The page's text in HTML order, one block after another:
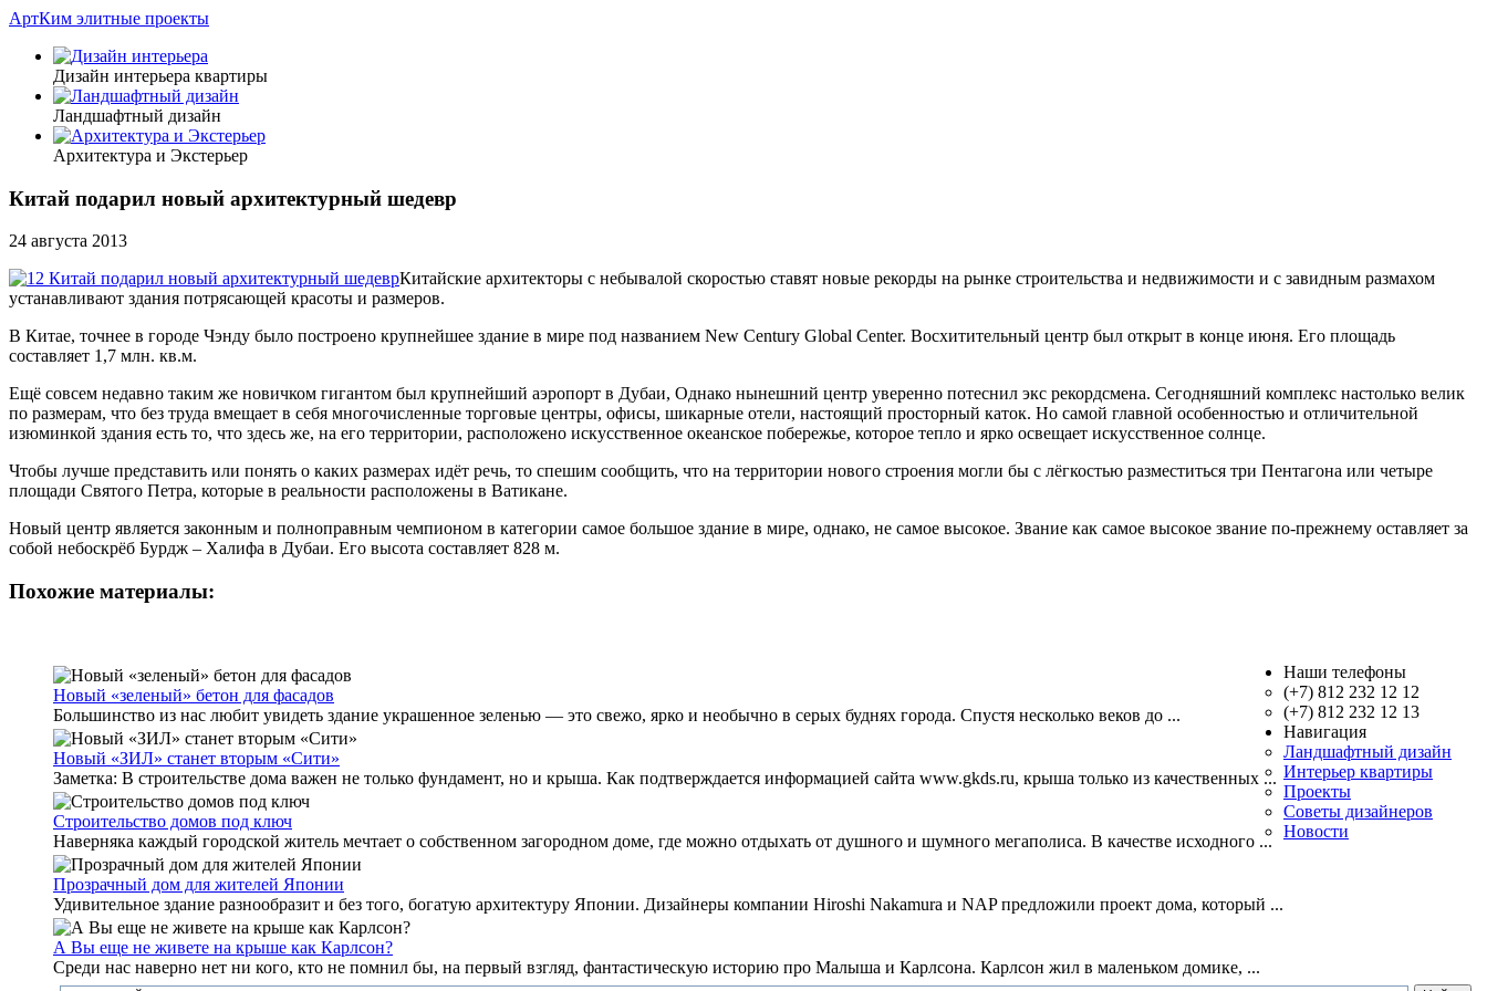
АртКим элитные проекты
Дизайн интерьера квартиры
Ландшафтный дизайн
Архитектура и Экстерьер
Китай подарил новый архитектурный шедевр
24 августа 2013
Китайские архитекторы с небывалой скоростью ставят новые рекорды на рынке строительства и недвижимости и с завидным размахом
устанавливают здания потрясающей красоты и размеров.
В Китае, точнее в городе Чэнду было построено крупнейшее здание в мире под названием New Century Global Center. Восхитительный центр был открыт в конце июня. Его площадь
составляет 1,7 млн. кв.м.
Ещё совсем недавно таким же новичком гигантом был крупнейший аэропорт в Дубаи, Однако нынешний центр уверенно потеснил экс рекордсмена. Сегодняшний комплекс настолько велик
по размерам, что без труда вмещает в себя многочисленные торговые центры, офисы, шикарные отели, настоящий просторный каток. Но самой главной особенностью и отличительной
изюминкой здания есть то, что здесь же, на его территории, расположено искусственное океанское побережье, которое тепло и ярко освещает искусственное солнце.
Чтобы лучше представить или понять о каких размерах идёт речь, то спешим сообщить, что на территории нового строения могли бы с лёгкостью разместиться три Пентагона или четыре
площади Святого Петра, которые в реальности расположены в Ватикане.
Новый центр является законным и полноправным чемпионом в категории самое большое здание в мире, однако, не самое высокое. Звание как самое высокое звание по-прежнему оставляет за
собой небоскрёб Бурдж – Халифа в Дубаи. Его высота составляет 828 м.
Похожие материалы:
Новый «зеленый» бетон для фасадов
Большинство из нас любит увидеть здание украшенное зеленью — это свежо, ярко и необычно в серых буднях города. Спустя несколько веков до ...
Новый «ЗИЛ» станет вторым «Сити»
Заметка: В строительстве дома важен не только фундамент, но и крыша. Как подтверждается информацией сайта www.gkds.ru, крыша только из качественных ...
Строительство домов под ключ
Наверняка каждый городской житель мечтает о собственном загородном доме, где можно отдыхать от душного и шумного мегаполиса. В качестве исходного ...
Прозрачный дом для жителей Японии
Удивительное здание разнообразит и без того, богатую архитектуру Японии. Дизайнеры компании Hiroshi Nakamura и NAP предложили проект дома, который ...
А Вы еще не живете на крыше как Карлсон?
Среди нас наверно нет ни кого, кто не помнил бы, на первый взгляд, фантастическую историю про Малыша и Карлсона. Карлсон жил в маленьком домике, ...
Наши телефоны
(+7) 812 232 12 12
(+7) 812 232 12 13
Навигация
Ландшафтный дизайн
Интерьер квартиры
Проекты
Советы дизайнеров
Новости